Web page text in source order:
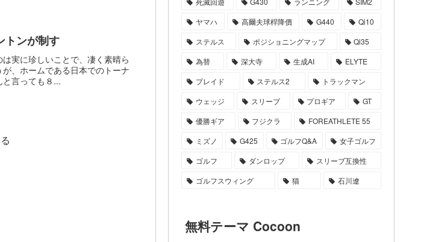
トンが制す
実に珍しいことで、凄く素晴ら
、ホームである日本でのトーナ
言っても８...
ヤマハ
高爾夫球桿降價 G440
Qi10
ステルス
ポジショニングマップ
Qi35
為替
深大寺 生成AI
ELYTE
プレイド
ステルス2
トラックマン
ウェッジ
スリーブ プロギア
GT
優勝ギア
フジクラ
FOREATHLETE 55
ミズノ
G425 ゴルフQ&A
女子ゴルフ
ゴルフ
ダンロップ
スリーブ互換性
ゴルフスウィング
猫 石川遼
無料テーマ Cocoon